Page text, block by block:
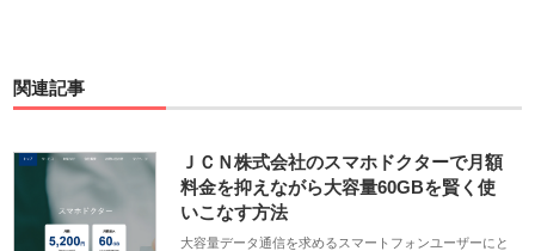
関連記事
ＪＣＮ株式会社のスマホドクターで月額
料金を抑えながら大容量60GBを賢く使
いこなす方法
大容量データ通信を求めるスマートフォンユーザーにと